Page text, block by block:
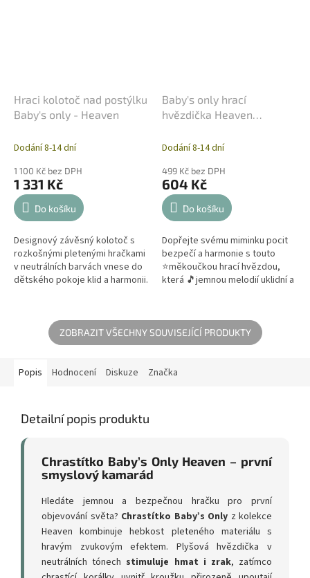
Hraci kolotoč nad postýlku
Baby's only - Heaven
Dodání 8-14 dní
1 100 Kč bez DPH
1 331 Kč
Do košíku
Designový závěsný kolotoč s
rozkošnými pletenými hračkami
v neutrálních barvách vnese do
dětského pokoje klid a harmonii.
Baby's only hrací
hvězdička Heaven
Dodání 8-14 dní
499 Kč bez DPH
604 Kč
Do košíku
Dopřejte svému miminku pocit
bezpečí a harmonie s touto
⭐měkoučkou hrací hvězdou,
která 🎵jemnou melodií uklidní a
autosedačku,...
ZOBRAZIT VŠECHNY SOUVISEJÍCÍ PRODUKTY
Popis Hodnocení Diskuze Značka
Detailní popis produktu
Chrastítko Baby’s Only Heaven – první
smyslový kamarád
Hledáte jemnou a bezpečnou hračku pro první
objevování světa? Chrastítko Baby’s Only z kolekce
Heaven kombinuje hebkost pleteného materiálu s
hravým zvukovým efektem. Plyšová hvězdička v
neutrálních tónechstimuluje hmat i zrak, zatímco